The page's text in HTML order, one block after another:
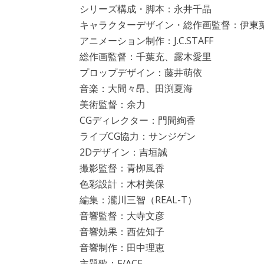
シリーズ構成・脚本：永井千晶
キャラクターデザイン・総作画監督：伊東
アニメーション制作：J.C.STAFF
総作画監督：千葉充、露木愛里
プロップデザイン：藤井萌依
音楽：大間々昂、田渕夏海
美術監督：余力
CGディレクター：門間絢香
ライブCG協力：サンジゲン
2Dデザイン：吉垣誠
撮影監督：青栁風香
色彩設計：木村美保
編集：瀧川三智（REAL-T）
音響監督：大寺文彦
音響効果：西佐知子
音響制作：田中理恵